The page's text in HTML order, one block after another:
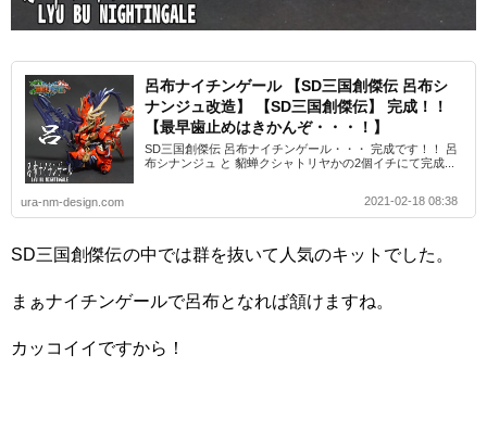
呂布ナイチンゲール 【SD三国創傑伝 呂布シ
ナンジュ改造】 【SD三国創傑伝】 完成！！
【最早歯止めはきかんぞ・・・！】
SD三国創傑伝 呂布ナイチンゲール・・・ 完成です！！ 呂
布シナンジュ と 貂蝉クシャトリヤかの2個イチにて完成...
ura-nm-design.com 2021-02-18 08:38
SD三国創傑伝の中では群を抜いて人気のキットでした。
まぁナイチンゲールで呂布となれば頷けますね。
カッコイイですから！